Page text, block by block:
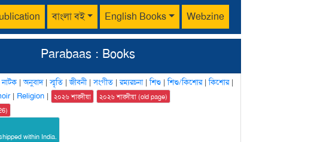
বাংলা বই English Books Webzine
Parabaas : Books
নাটক |অনুবাদ|স্মৃতি |জীবনী|সংগীত |রম্যরচনা|শিশু |শিশু/কিশোর|কিশোর|
| Religion | ২০২৬ শারদীয়া
২০২৬ শারদীয়া (old page)
within India.